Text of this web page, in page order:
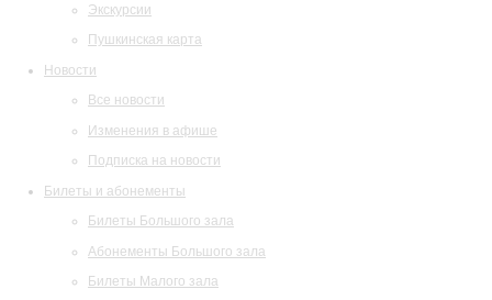
Экскурсии
Пушкинская карта
Новости
Все новости
Изменения в афише
Подписка на новости
Билеты и абонементы
Билеты Большого зала
Абонементы Большого зала
Билеты Малого зала